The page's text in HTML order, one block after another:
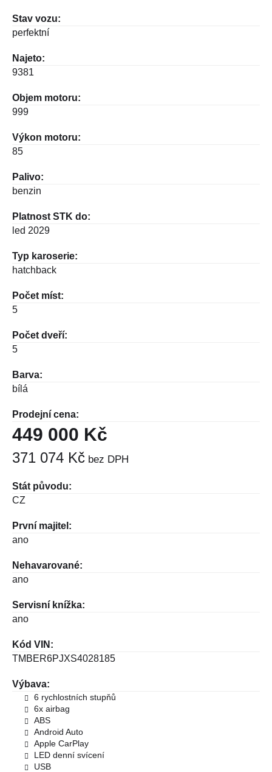
Stav vozu:
perfektní
Najeto:
9381
Objem motoru:
999
Výkon motoru:
85
Palivo:
benzin
Platnost STK do:
led 2029
Typ karoserie:
hatchback
Počet míst:
5
Počet dveří:
5
Barva:
bílá
Prodejní cena:
449 000 Kč
371 074 Kč bez DPH
Stát původu:
CZ
První majitel:
ano
Nehavarované:
ano
Servisní knížka:
ano
Kód VIN:
TMBER6PJXS4028185
Výbava:
6 rychlostních stupňů
6x airbag
ABS
Android Auto
Apple CarPlay
LED denní svícení
USB